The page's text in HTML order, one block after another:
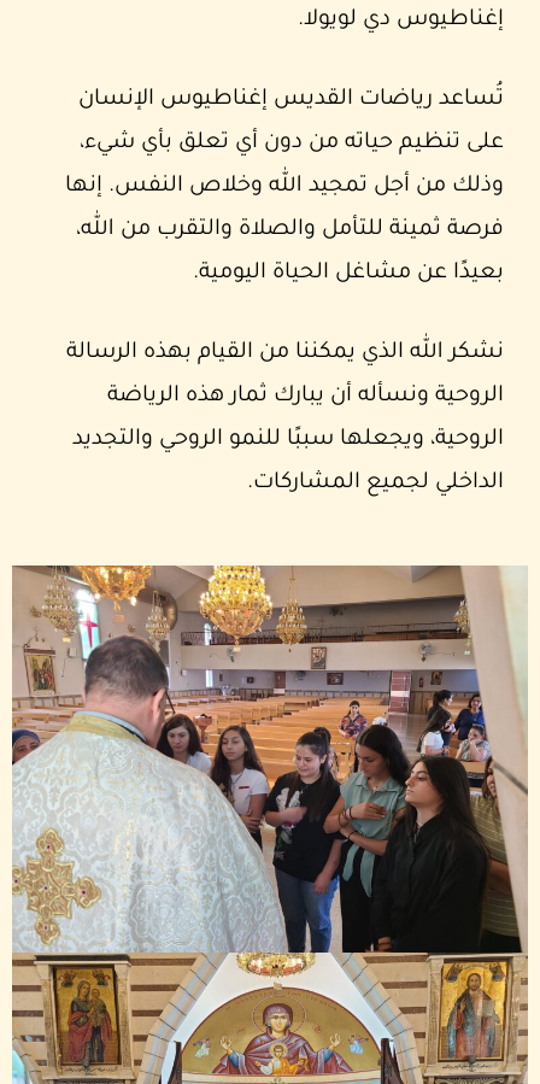
إغناطيوس دي لويولا.
تُساعد رياضات القديس إغناطيوس الإنسان
على تنظيم حياته من دون أي تعلق بأي شيء،
وذلك من أجل تمجيد الله وخلاص النفس. إنها
فرصة ثمينة للتأمل والصلاة والتقرب من الله،
بعيدًا عن مشاغل الحياة اليومية.
نشكر الله الذي يمكننا من القيام بهذه الرسالة
الروحية ونسأله أن يبارك ثمار هذه الرياضة
الروحية، ويجعلها سببًا للنمو الروحي والتجديد
الداخلي لجميع المشاركات.